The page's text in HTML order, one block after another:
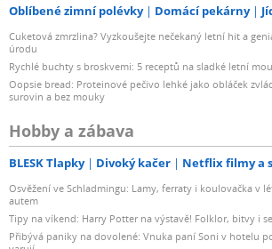
Oblíbené zimní polévky Domácí pekárny
Cuketová zmrzlina? Vyzkoušejte nečekaný letní hit a
úrodu
Rychlé buchty s broskvemi: 5 receptů na sladké letní
Oopsie bread: Proteinové pečivo lehké jako obláček
surovin a bez mouky
Hobby a zábava
BLESK Tlapky Divoký kačer Netflix filmy a
Osvěžení ve Schladmingu: Lamy, ferraty i koulovačka v
autem
Tipy na víkend: Harry Potter na výstavě! Folklor, bitvy i
Přibývá paniky na dovolené: Vnuka paní Soni v hotelu